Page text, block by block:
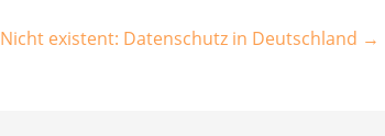
Nicht existent: Datenschutz in Deutschland →